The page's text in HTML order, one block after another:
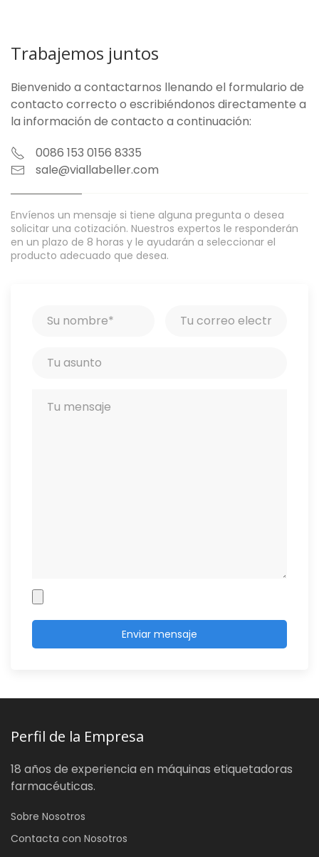
Trabajemos juntos
Bienvenido a contactarnos llenando el formulario de
contacto correcto o escribiéndonos directamente a
la información de contacto a continuación:
0086 153 0156 8335
sale@viallabeller.com
Envíenos un mensaje si tiene alguna pregunta o desea
solicitar una cotización. Nuestros expertos le responderán
en un plazo de 8 horas y le ayudarán a seleccionar el
producto adecuado que desea.
Perfil de la Empresa
18 años de experiencia en máquinas etiquetadoras
farmacéuticas.
Sobre Nosotros
Contacta con Nosotros